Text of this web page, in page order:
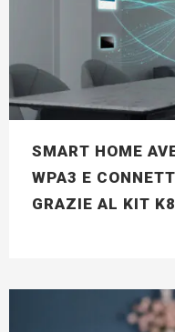
SMART HOME
WPA3 E
GRAZIE AL KIT